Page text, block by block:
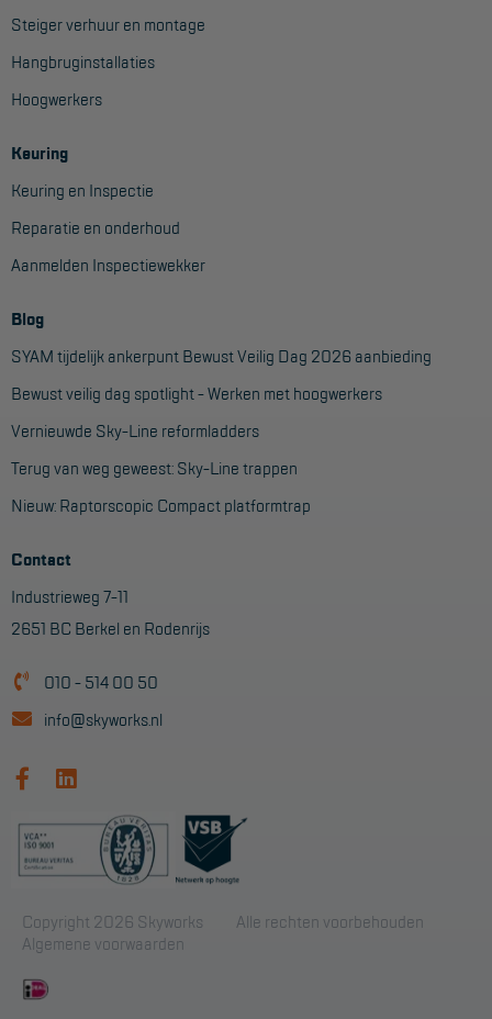
Steiger verhuur en montage
Hangbruginstallaties
Hoogwerkers
Keuring
Keuring en Inspectie
Reparatie en onderhoud
Aanmelden Inspectiewekker
Blog
SYAM tijdelijk ankerpunt Bewust Veilig Dag 2026 aanbieding
Bewust veilig dag spotlight - Werken met hoogwerkers
Vernieuwde Sky-Line reformladders
Terug van weg geweest: Sky-Line trappen
Nieuw: Raptorscopic Compact platformtrap
Contact
Industrieweg 7-11
2651 BC Berkel en Rodenrijs
010 - 514 00 50
info@skyworks.nl
Copyright 2026 Skyworks
Alle rechten voorbehouden
Algemene voorwaarden